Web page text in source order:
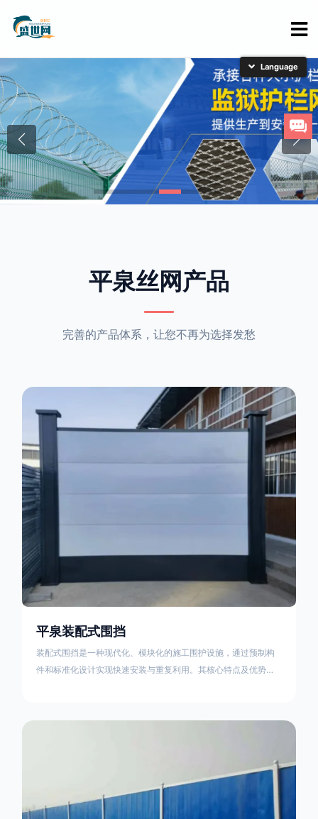
平泉丝网产品
完善的产品体系，让您不再为选择发愁
平泉装配式围挡
装配式围挡是一种现代化、模块化的施工围护设施，通过预制构
件和标准化设计实现快速安装与重复利用。其核心特点及优势如
撑、横撑加强筋等部件增强整体稳定性立柱规格：通常为
简体中文
English
日本語
한국어